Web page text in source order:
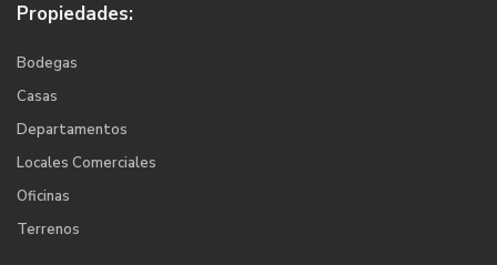
Propiedades:
Bodegas
Casas
Departamentos
Locales Comerciales
Oficinas
Terrenos